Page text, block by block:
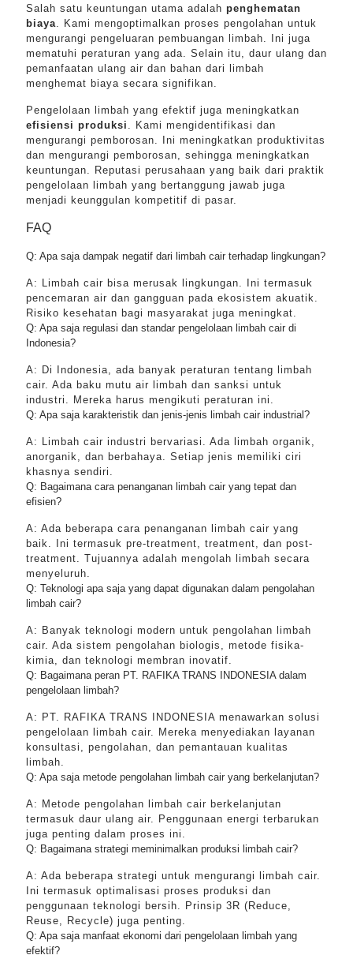
Salah satu keuntungan utama adalah penghematan
biaya. Kami mengoptimalkan proses pengolahan untuk
mengurangi pengeluaran pembuangan limbah. Ini juga
mematuhi peraturan yang ada. Selain itu, daur ulang dan
pemanfaatan ulang air dan bahan dari limbah
menghemat biaya secara signifikan.
Pengelolaan limbah yang efektif juga meningkatkan
efisiensi produksi . Kami mengidentifikasi dan
mengurangi pemborosan. Ini meningkatkan produktivitas
dan mengurangi pemborosan, sehingga meningkatkan
keuntungan. Reputasi perusahaan yang baik dari praktik
pengelolaan limbah yang bertanggung jawab juga
menjadi keunggulan kompetitif di pasar.
FAQ
Q: Apa saja dampak negatif dari limbah cair terhadap lingkungan?
A: Limbah cair bisa merusak lingkungan. Ini termasuk
pencemaran air dan gangguan pada ekosistem akuatik.
Risiko kesehatan bagi masyarakat juga meningkat.
Q: Apa saja regulasi dan standar pengelolaan limbah cair di
Indonesia?
A: Di Indonesia, ada banyak peraturan tentang limbah
cair. Ada baku mutu air limbah dan sanksi untuk
industri. Mereka harus mengikuti peraturan ini.
Q: Apa saja karakteristik dan jenis-jenis limbah cair industrial?
A: Limbah cair industri bervariasi. Ada limbah organik,
anorganik, dan berbahaya. Setiap jenis memiliki ciri
khasnya sendiri.
Q: Bagaimana cara penanganan limbah cair yang tepat dan
efisien?
A: Ada beberapa cara penanganan limbah cair yang
baik. Ini termasuk pre-treatment, treatment, dan post-
treatment. Tujuannya adalah mengolah limbah secara
menyeluruh.
Q: Teknologi apa saja yang dapat digunakan dalam pengolahan
limbah cair?
A: Banyak teknologi modern untuk pengolahan limbah
cair. Ada sistem pengolahan biologis, metode fisika-
kimia, dan teknologi membran inovatif.
Q: Bagaimana peran PT. RAFIKA TRANS INDONESIA dalam
pengelolaan limbah?
A: PT. RAFIKA TRANS INDONESIA menawarkan solusi
pengelolaan limbah cair. Mereka menyediakan layanan
konsultasi, pengolahan, dan pemantauan kualitas
limbah.
Q: Apa saja metode pengolahan limbah cair yang berkelanjutan?
A: Metode pengolahan limbah cair berkelanjutan
termasuk daur ulang air. Penggunaan energi terbarukan
juga penting dalam proses ini.
Q: Bagaimana strategi meminimalkan produksi limbah cair?
A: Ada beberapa strategi untuk mengurangi limbah cair.
Ini termasuk optimalisasi proses produksi dan
penggunaan teknologi bersih. Prinsip 3R (Reduce,
Reuse, Recycle) juga penting.
Q: Apa saja manfaat ekonomi dari pengelolaan limbah yang
efektif?